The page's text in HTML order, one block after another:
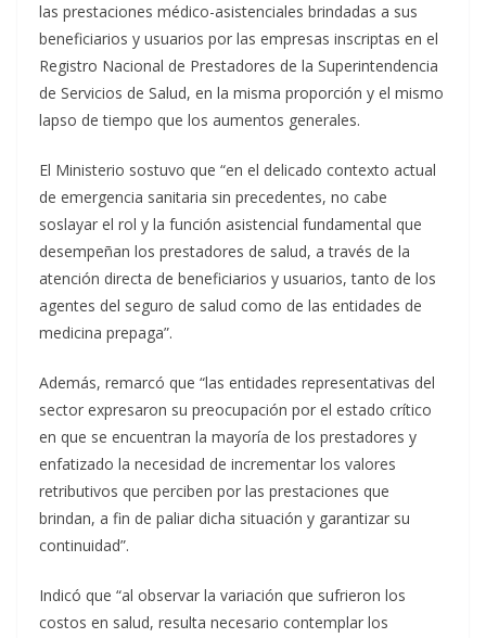
las prestaciones médico-asistenciales brindadas a sus
beneficiarios y usuarios por las empresas inscriptas en el
Registro Nacional de Prestadores de la Superintendencia
de Servicios de Salud, en la misma proporción y el mismo
lapso de tiempo que los aumentos generales.
El Ministerio sostuvo que “en el delicado contexto actual
de emergencia sanitaria sin precedentes, no cabe
soslayar el rol y la función asistencial fundamental que
desempeñan los prestadores de salud, a través de la
atención directa de beneficiarios y usuarios, tanto de los
agentes del seguro de salud como de las entidades de
medicina prepaga”.
Además, remarcó que “las entidades representativas del
sector expresaron su preocupación por el estado crítico
en que se encuentran la mayoría de los prestadores y
enfatizado la necesidad de incrementar los valores
retributivos que perciben por las prestaciones que
brindan, a fin de paliar dicha situación y garantizar su
continuidad”.
Indicó que “al observar la variación que sufrieron los
costos en salud, resulta necesario contemplar los